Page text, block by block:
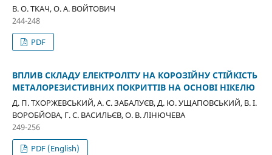
В. О. ТКАЧ, О. А. ВОЙТОВИЧ
244-248
PDF
ВПЛИВ СКЛАДУ ЕЛЕКТРОЛІТУ НА КОРОЗІЙНУ СТІЙКІСТЬ
МЕТАЛОРЕЗИСТИВНИХ ПОКРИТТІВ НА ОСНОВІ НІКЕЛЮ
Д. П. ТХОРЖЕВСЬКИЙ, А. С. ЗАБАЛУЄВ, Д. Ю. УЩАПОВСЬКИЙ, В. І.
ВОРОБЙОВА, Г. С. ВАСИЛЬЄВ, О. В. ЛІНЮЧЕВА
249-256
PDF (English)